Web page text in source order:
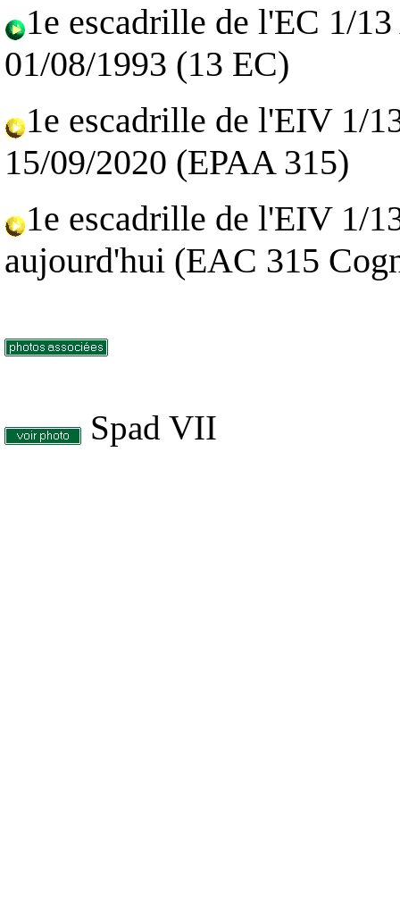
1e escadrille de l'EC 1/
01/08/1993 (13 EC)
1e escadrille de l'EIV 1/
15/09/2020 (EPAA 315)
1e escadrille de l'EIV 1/
aujourd'hui (EAC 315
Spad VII